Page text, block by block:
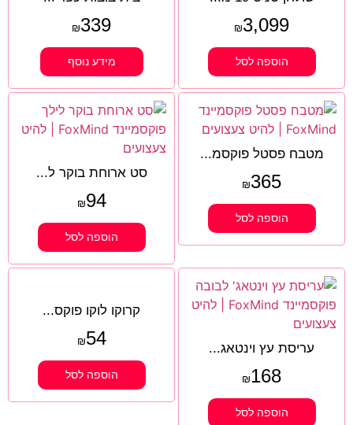
₪3,099
הוספה לסל
₪339
מידע נוסף
מטבח פסטל פוקסמ...
₪365
הוספה לסל
סט ארוחת בוקר ל...
₪94
הוספה לסל
עריסת עץ וינטאג...
₪168
הוספה לסל
קרוקו לוקו פוקס...
₪54
הוספה לסל